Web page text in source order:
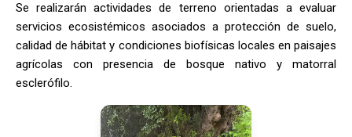
Se realizarán actividades de terreno orientadas a evaluar
servicios ecosistémicos asociados a protección de suelo,
calidad de hábitat y condiciones biofísicas locales en paisajes
agrícolas con presencia de bosque nativo y matorral
esclerófilo.